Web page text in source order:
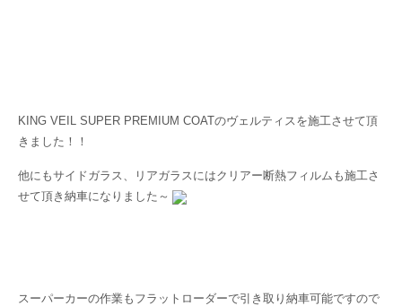
KING VEIL SUPER PREMIUM COATのヴェルティスを施工させて頂
きました！！
他にもサイドガラス、リアガラスにはクリアー断熱フィルムも施工さ
せて頂き納車になりました～
スーパーカーの作業もフラットローダーで引き取り納車可能ですので